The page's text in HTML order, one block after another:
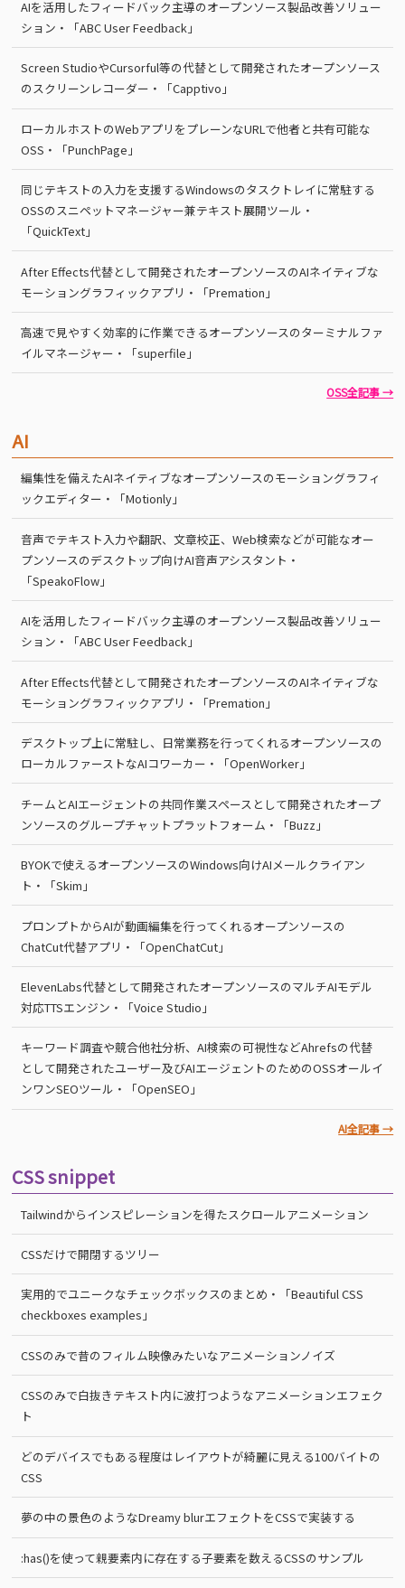
AIを活用したフィードバック主導のオープンソース製品改善ソリュー
ション・「ABC User Feedback」
Screen StudioやCursorful等の代替として開発されたオープンソース
のスクリーンレコーダー・「Capptivo」
ローカルホストのWebアプリをプレーンなURLで他者と共有可能な
OSS・「PunchPage」
同じテキストの入力を支援するWindowsのタスクトレイに常駐する
OSSのスニペットマネージャー兼テキスト展開ツール・
「QuickText」
After Effects代替として開発されたオープンソースのAIネイティブな
モーショングラフィックアプリ・「Premation」
高速で見やすく効率的に作業できるオープンソースのターミナルファ
イルマネージャー・「superfile」
OSS全記事 →
AI
編集性を備えたAIネイティブなオープンソースのモーショングラフィ
ックエディター・「Motionly」
音声でテキスト入力や翻訳、文章校正、Web検索などが可能なオー
プンソースのデスクトップ向けAI音声アシスタント・
「SpeakoFlow」
AIを活用したフィードバック主導のオープンソース製品改善ソリュー
ション・「ABC User Feedback」
After Effects代替として開発されたオープンソースのAIネイティブな
モーショングラフィックアプリ・「Premation」
デスクトップ上に常駐し、日常業務を行ってくれるオープンソースの
ローカルファーストなAIコワーカー・「OpenWorker」
チームとAIエージェントの共同作業スペースとして開発されたオープ
ンソースのグループチャットプラットフォーム・「Buzz」
BYOKで使えるオープンソースのWindows向けAIメールクライアン
ト・「Skim」
プロンプトからAIが動画編集を行ってくれるオープンソースの
ChatCut代替アプリ・「OpenChatCut」
ElevenLabs代替として開発されたオープンソースのマルチAIモデル
対応TTSエンジン・「Voice Studio」
キーワード調査や競合他社分析、AI検索の可視性などAhrefsの代替
として開発されたユーザー及びAIエージェントのためのOSSオールイ
ンワンSEOツール・「OpenSEO」
AI全記事 →
CSS snippet
Tailwindからインスピレーションを得たスクロールアニメーション
CSSだけで開閉するツリー
実用的でユニークなチェックボックスのまとめ・「Beautiful CSS
checkboxes examples」
CSSのみで昔のフィルム映像みたいなアニメーションノイズ
CSSのみで白抜きテキスト内に波打つようなアニメーションエフェク
ト
どのデバイスでもある程度はレイアウトが綺麗に見える100バイトの
CSS
夢の中の景色のようなDreamy blurエフェクトをCSSで実装する
:has()を使って親要素内に存在する子要素を数えるCSSのサンプル